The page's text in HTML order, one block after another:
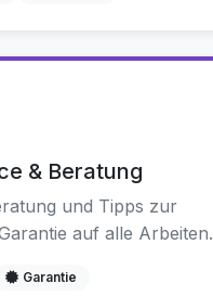
& Beratung
und Tipps zur
auf alle Arbeiten.
Garantie